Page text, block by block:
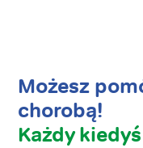
Możesz
chorobą!
Każdy